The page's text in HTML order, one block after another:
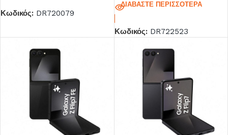
Κωδικός: DR720079
ΔΙΑΒΆΣΤΕ ΠΕΡΙΣΣΌΤΕΡΑ
Κωδικός: DR722523